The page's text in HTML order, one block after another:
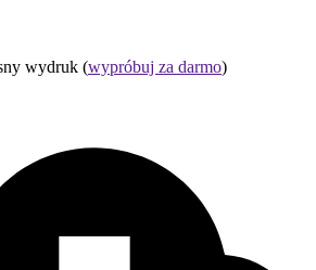
wydruk (wypróbuj za darmo)